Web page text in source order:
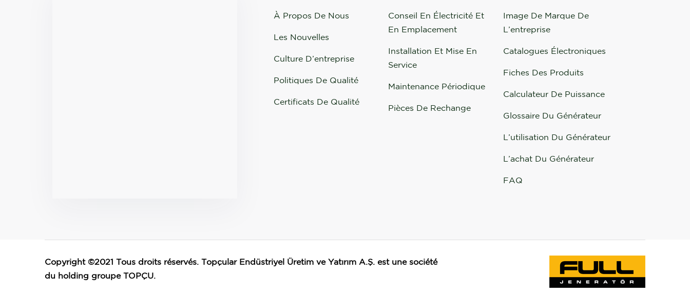
À Propos De Nous
Les Nouvelles
Culture D’entreprise
Politiques De Qualité
Certificats De Qualité
Conseil En Électricité Et
En Emplacement
Installation Et Mise En
Service
Maintenance Périodique
Pièces De Rechange
Image De Marque De
L’entreprise
Catalogues Électroniques
Fiches Des Produits
Calculateur De Puissance
Glossaire Du Générateur
L’utilisation Du Générateur
L’achat Du Générateur
FAQ
Copyright ©2021 Tous droits réservés. Topçular Endüstriyel Üretim ve Yatırım A.Ş. est une société
du holding groupe TOPÇU.